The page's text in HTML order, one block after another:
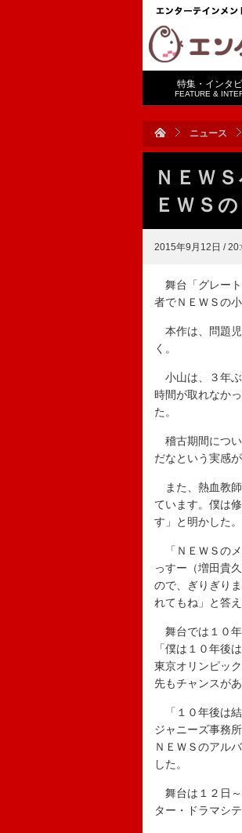
特集・インタ
FEATURE &
ニュース
ＮＥＷ
ＥＷＳ
2015年9月12日 /
舞台「グレート
者でＮＥＷＳの
本作は、問題児
く。
小山は、３年ぶ
時間が取れなか
た。
稽古期間につい
だなという実感
また、熱血教師
ています。僕は
す」と明かした。
「ＮＥＷＳのメ
っすー（増田貴
ので、ぎりぎり
れてもね」と答
舞台では１０年
「僕は１０年後
東京オリンピッ
先もチャンスが
「１０年後は結
ジャニーズ事務
ＮＥＷＳのアル
した。
舞台は１２日～
ター・ドラマシテ